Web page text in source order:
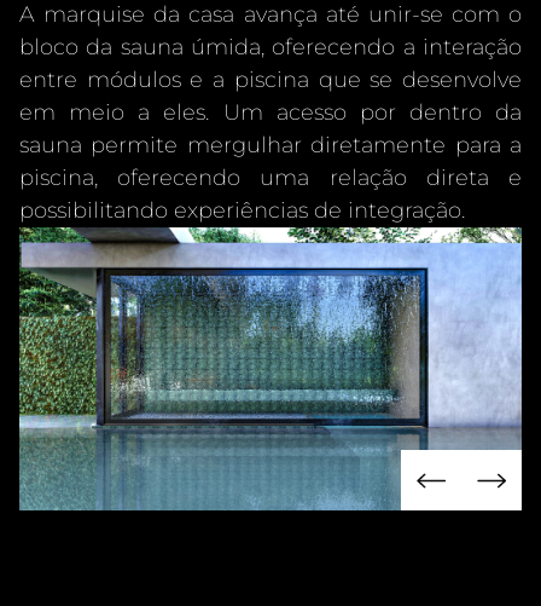
A marquise da casa avança até unir-se com o
bloco da sauna úmida, oferecendo a interação
entre módulos e a piscina que se desenvolve
em meio a eles. Um acesso por dentro da
sauna permite mergulhar diretamente para a
piscina, oferecendo uma relação direta e
possibilitando experiências de integração.